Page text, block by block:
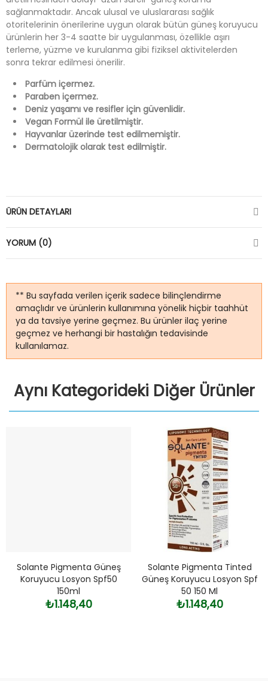
sağlanmaktadır. Ancak ulusal ve uluslararası sağlık
otoritelerinin önerilerine uygun olarak bütün güneş koruyucu
ürünlerin her 3-4 saatte bir uygulanması, özellikle aşırı
terleme, yüzme ve kurulanma gibi fiziksel aktivitelerden
sonra tekrar edilmesi önerilir.
Parfüm içermez.
Paraben içermez.
Deniz yaşamı ve resifler için güvenlidir.
Vegan Formül ile üretilmiştir.
Hayvanlar üzerinde test edilmemiştir.
Dermatolojik olarak test edilmiştir.
ÜRÜN DETAYLARI
YORUM (0)
** Bu sayfada verilen içerik sadece bilinçlendirme
amaçlıdır ve ürünlerin kullanımına yönelik hiçbir taahhüt
ya da tavsiye yerine geçmez. Bu ürünler ilaç yerine
geçmez ve herhangi bir hastalığın tedavisinde
kullanılamaz.
Aynı Kategorideki Diğer Ürünler
Solante Pigmenta Güneş
Koruyucu Losyon Spf50
150ml
₺1.148,40
Solante Pigmenta Tinted
Güneş Koruyucu Losyon Spf
50 150 Ml
₺1.148,40